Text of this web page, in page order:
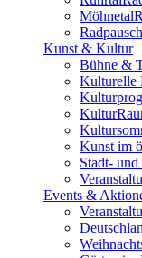
Kunst & Kultur
Bühne &
Kulturelle
Kunst im
Stadt-
Events &